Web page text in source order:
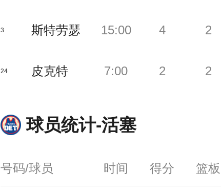
3 斯特劳瑟
24 皮克特
15:00
7:00
4
2
2
2
球员统计-活塞
号码/球员 时间 得分 篮板